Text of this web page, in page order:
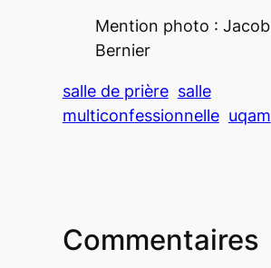
Mention photo : Jacob
Bernier
salle de prière salle
multiconfessionnelle uqam
Commentaires